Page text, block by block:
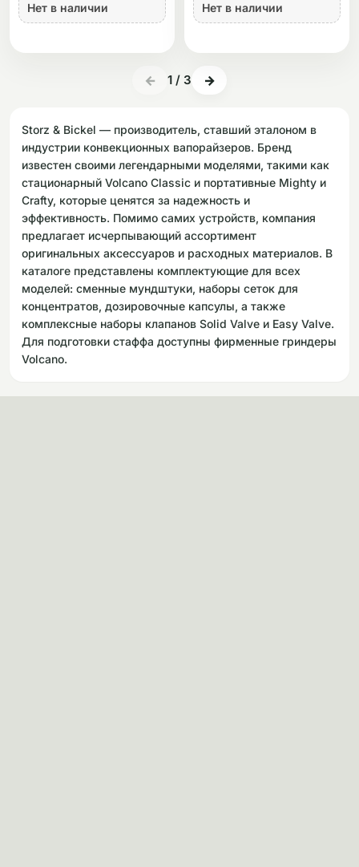
Нет в наличии Нет в наличии
← 1 / 3 →
Storz & Bickel — производитель, ставший эталоном в
индустрии конвекционных вапорайзеров. Бренд
известен своими легендарными моделями, такими как
стационарный Volcano Classic и портативные Mighty и
Crafty, которые ценятся за надежность и
эффективность. Помимо самих устройств, компания
предлагает исчерпывающий ассортимент
оригинальных аксессуаров и расходных материалов. В
каталоге представлены комплектующие для всех
моделей: сменные мундштуки, наборы сеток для
концентратов, дозировочные капсулы, а также
комплексные наборы клапанов Solid Valve и Easy Valve.
Для подготовки стаффа доступны фирменные гриндеры
Volcano.